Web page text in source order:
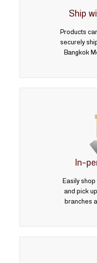
Ship
Products
securely
Bangkok
In-
Easily
and pick
branches